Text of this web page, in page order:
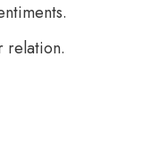
relation.